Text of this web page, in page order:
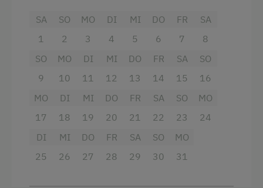
Kostenloses Internet
Freizeitaktivitäten am Betrieb und in der
E-Bike-Verleih
Fitnesscenter
Freibad
Ausstattung
4 Plattenherd
Backofen
Balkon/Terrasse
SA
1
SO
2
MO
3
DI
4
MI
5
DO
6
FR
7
SA
8
SO
9
MO
10
DI
11
MI
12
DO
13
FR
14
SA
15
SO
16
MO
17
DI
18
MI
19
DO
20
FR
21
SA
22
SO
23
MO
24
DI
25
MI
26
DO
27
FR
28
SA
29
SO
30
MO
31